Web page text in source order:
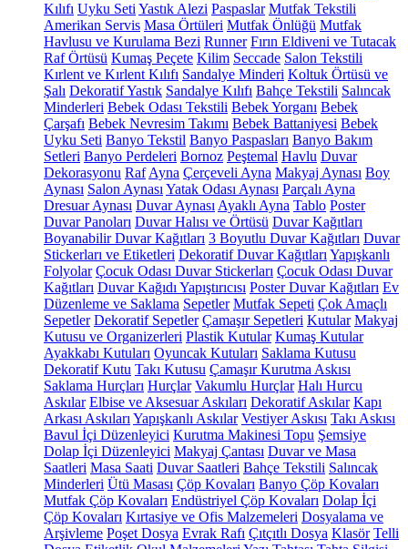
Kılıfı Uyku Seti Yastık Alezi Paspaslar Mutfak Tekstili
Amerikan Servis Masa Örtüleri Mutfak Önlüğü Mutfak
Havlusu ve Kurulama Bezi Runner Fırın Eldiveni ve Tutacak
Raf Örtüsü Kumaş Peçete Kilim Seccade Salon Tekstili
Kırlent ve Kırlent Kılıfı Sandalye Minderi Koltuk Örtüsü ve
Şalı Dekoratif Yastık Sandalye Kılıfı Bahçe Tekstili Salıncak
Minderleri Bebek Odası Tekstili Bebek Yorganı Bebek
Çarşafı Bebek Nevresim Takımı Bebek Battaniyesi Bebek
Uyku Seti Banyo Tekstil Banyo Paspasları Banyo Bakım
Setleri Banyo Perdeleri Bornoz Peştemal Havlu Duvar
Dekorasyonu Raf Ayna Çerçeveli Ayna Makyaj Aynası Boy
Aynası Salon Aynası Yatak Odası Aynası Parçalı Ayna
Dresuar Aynası Duvar Aynası Ayaklı Ayna Tablo Poster
Duvar Panoları Duvar Halısı ve Örtüsü Duvar Kağıtları
Boyanabilir Duvar Kağıtları 3 Boyutlu Duvar Kağıtları Duvar
Stickerları ve Etiketleri Dekoratif Duvar Kağıtları Yapışkanlı
Folyolar Çocuk Odası Duvar Stickerları Çocuk Odası Duvar
Kağıtları Duvar Kağıdı Yapıştırıcısı Poster Duvar Kağıtları Ev
Düzenleme ve Saklama Sepetler Mutfak Sepeti Çok Amaçlı
Sepetler Dekoratif Sepetler Çamaşır Sepetleri Kutular Makyaj
Kutusu ve Organizerleri Plastik Kutular Kumaş Kutular
Ayakkabı Kutuları Oyuncak Kutuları Saklama Kutusu
Dekoratif Kutu Takı Kutusu Çamaşır Kurutma Askısı
Saklama Hurçları Hurçlar Vakumlu Hurçlar Halı Hurcu
Askılar Elbise ve Aksesuar Askıları Dekoratif Askılar Kapı
Arkası Askıları Yapışkanlı Askılar Vestiyer Askısı Takı Askısı
Bavul İçi Düzenleyici Kurutma Makinesi Topu Şemsiye
Dolap İçi Düzenleyici Makyaj Çantası Duvar ve Masa
Saatleri Masa Saati Duvar Saatleri Bahçe Tekstili Salıncak
Minderleri Ütü Masası Çöp Kovaları Banyo Çöp Kovaları
Mutfak Çöp Kovaları Endüstriyel Çöp Kovaları Dolap İçi
Çöp Kovaları Kırtasiye ve Ofis Malzemeleri Dosyalama ve
Arşivleme Poşet Dosya Evrak Rafı Çıtçıtlı Dosya Klasör Telli